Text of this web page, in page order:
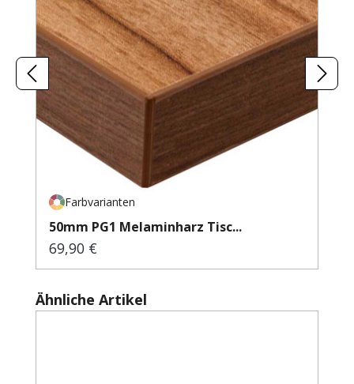
Farbvarianten
50mm PG1 Melaminharz Tisc...
Regulärer Preis:
69,90 €
Produktgalerie überspringen
Ähnliche Artikel